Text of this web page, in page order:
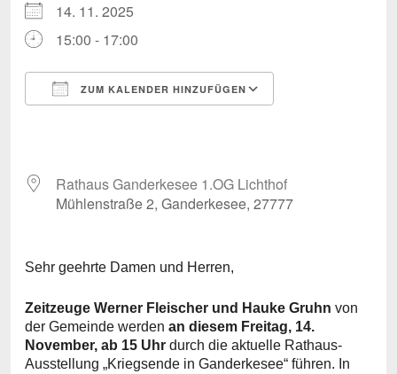
14. 11. 2025
15:00 - 17:00
ZUM KALENDER HINZUFÜGEN
Rathaus Ganderkesee 1.OG Lichthof
Mühlenstraße 2, Ganderkesee, 27777
Sehr geehrte Damen und Herren,
Zeitzeuge Werner Fleischer und Hauke Gruhn von
der Gemeinde werden an diesem Freitag, 14.
November, ab 15 Uhr durch die aktuelle Rathaus-
Ausstellung „Kriegsende in Ganderkesee“ führen. In